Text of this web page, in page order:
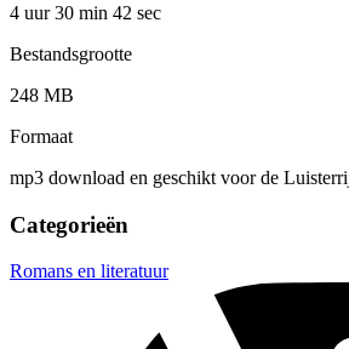
4 uur 30 min 42 sec
Bestandsgrootte
248 MB
Formaat
mp3 download en geschikt voor de
Categorieën
Romans en literatuur